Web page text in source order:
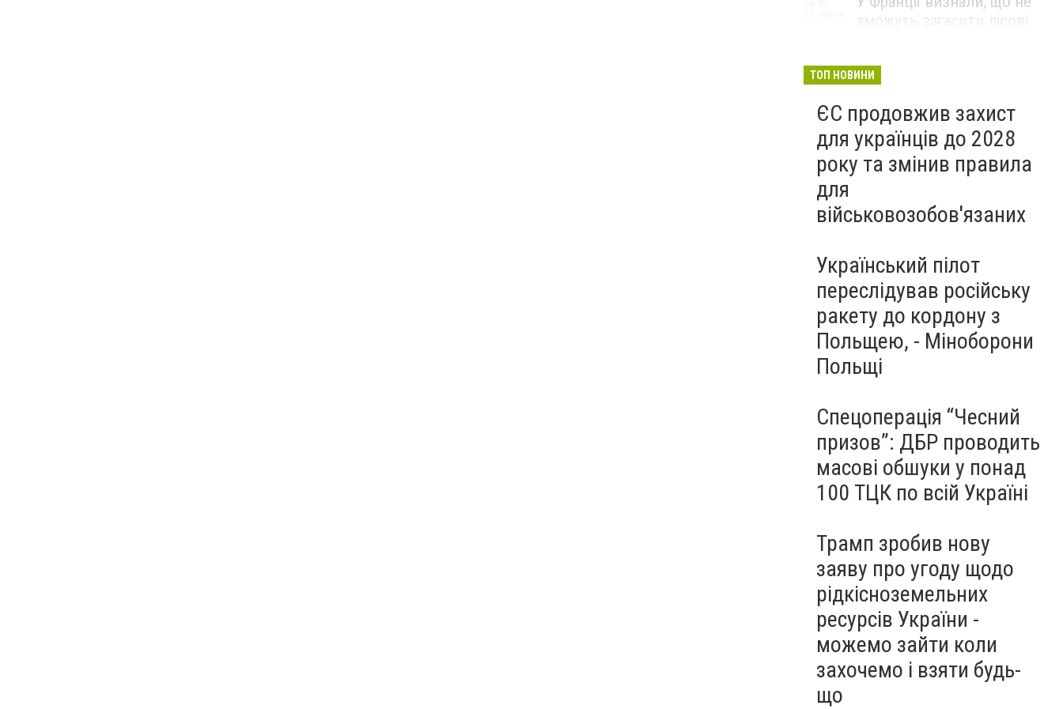
ТОП НОВИНИ
ЄС продовжив захист
для українців до 2028
року та змінив правила
для
військовозобов'язаних
Український пілот
переслідував російську
ракету до кордону з
Польщею, - Міноборони
Польщі
Спецоперація “Чесний
призов”: ДБР проводить
масові обшуки у понад
100 ТЦК по всій Україні
Трамп зробив нову
заяву про угоду щодо
рідкісноземельних
ресурсів України -
можемо зайти коли
захочемо і взяти будь-
що